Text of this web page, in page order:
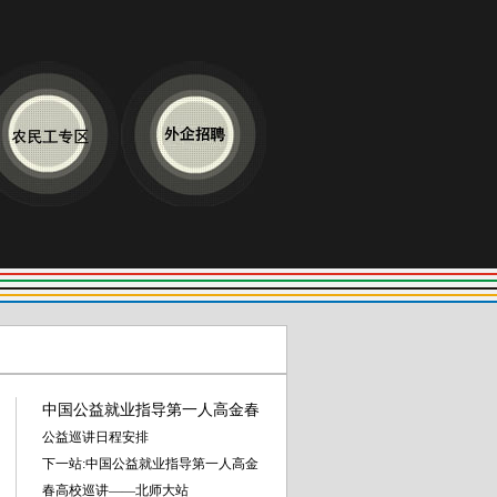
中国公益就业指导第一人高金春
公益巡讲日程安排
下一站:中国公益就业指导第一人高金
春高校巡讲——北师大站